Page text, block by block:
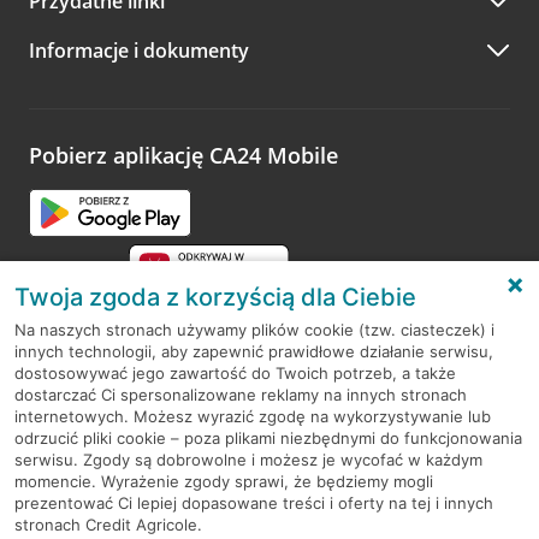
A po wizycie…
Zachęcamy do podzielenia się z nami opinią o wizycie.
opinie.
Informacje i dokumenty
Pobierz aplikację CA24 Mobile
RODO
Regulamin serwisu
Mapa serwisu
PolitykaCookies
Twoja zgoda z korzyścią dla Ciebie
Na naszych stronach używamy plików cookie (tzw. ciasteczek) i
innych technologii, aby zapewnić prawidłowe działanie serwisu,
dostosowywać jego zawartość do Twoich potrzeb, a także
dostarczać Ci spersonalizowane reklamy na innych stronach
internetowych. Możesz wyrazić zgodę na wykorzystywanie lub
odrzucić pliki cookie – poza plikami niezbędnymi do funkcjonowania
serwisu. Zgody są dobrowolne i możesz je wycofać w każdym
momencie. Wyrażenie zgody sprawi, że będziemy mogli
prezentować Ci lepiej dopasowane treści i oferty na tej i innych
stronach Credit Agricole.